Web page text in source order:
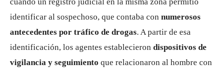
identificar al sospechoso, que contaba con numerosos
antecedentes por tráfico de drogas. A partir de esa
identificación, los agentes establecieron dispositivos de
vigilancia y seguimiento que relacionaron al hombre con